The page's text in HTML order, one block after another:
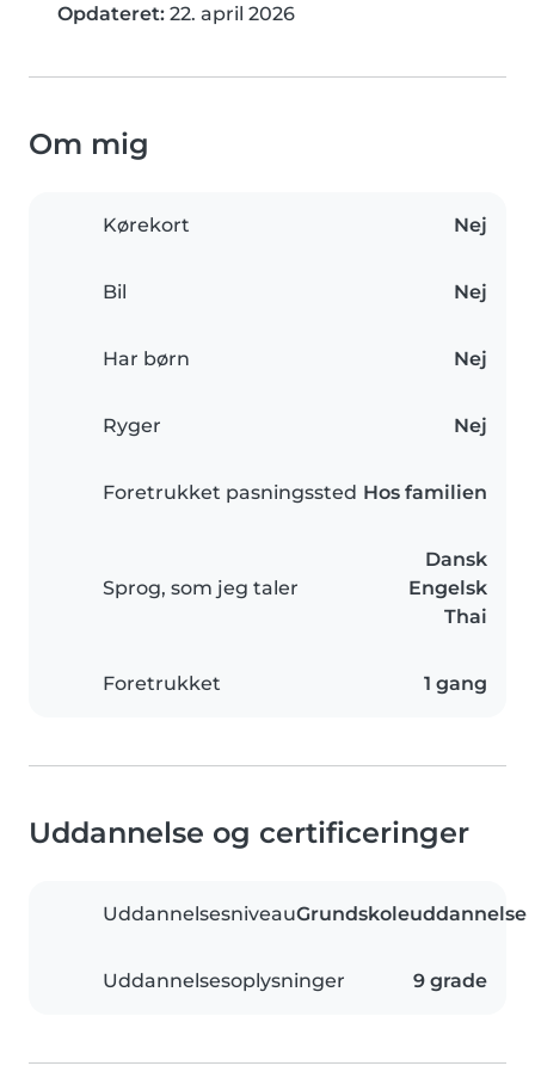
Opdateret: 22. april 2026
Om mig
Kørekort Nej
Bil Nej
Har børn Nej
Ryger Nej
Foretrukket pasningssted Hos familien
Sprog, som jeg taler
Dansk
Engelsk
Thai
Foretrukket 1 gang
Uddannelse og certificeringer
UddannelsesniveauGrundskoleuddannelse
Uddannelsesoplysninger 9 grade